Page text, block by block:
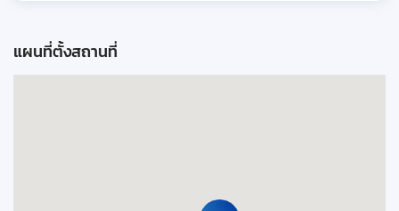
แผนที่ตั้งสถานที่